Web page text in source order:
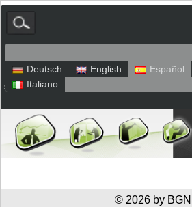
Deutsch English Español
Italiano
sitio web Aviso legal
© 2026 by BGN